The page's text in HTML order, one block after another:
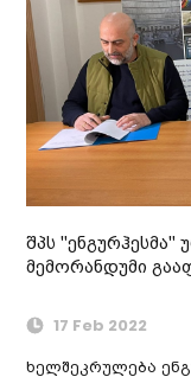
შპს
მემორანდუმი
17 Feb 2022
ხელშეკრულება